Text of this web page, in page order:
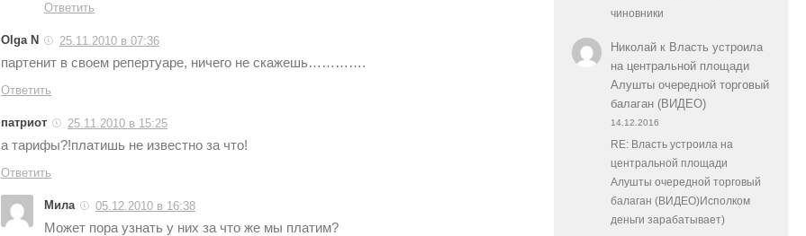
Ответить
Olga N 25.11.2010 в 07:36
партенит в своем репертуаре, ничего не скажешь………….
Ответить
патриот 25.11.2010 в 15:25
а тарифы?!платишь не известно за что!
Ответить
Мила 05.12.2010 в 16:38
Может пора узнать у них за что же мы платим?
чиновники
Николайк Власть устроила
на центральной площади
Алушты очередной торговый
балаган (ВИДЕО)
14.12.2016
RE: Власть устроила на
центральной площади
Алушты очередной торговый
балаган (ВИДЕО)Исполком
деньги зарабатывает)